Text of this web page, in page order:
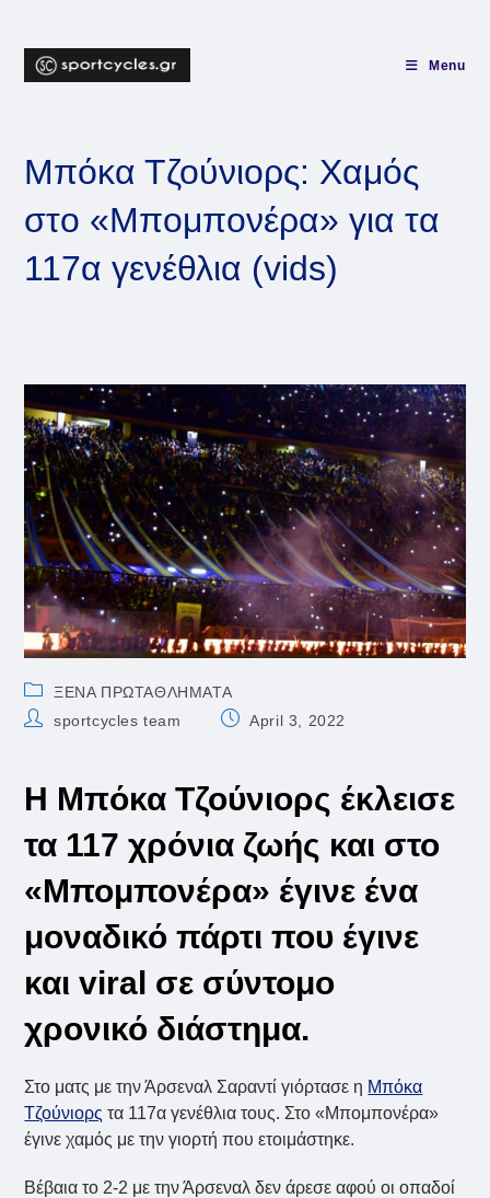
content
Menu
Μπόκα Τζούνιορς: Χαμός
στο «Μπομπονέρα» για τα
117α γενέθλια (vids)
Post
category:
ΞΕΝΑ ΠΡΩΤΑΘΛΗΜΑΤΑ
Postsportcycles team
PostApril 3, 2022
Η Μπόκα Τζούνιορς έκλεισε
τα 117 χρόνια ζωής και στο
«Μπομπονέρα» έγινε ένα
μοναδικό πάρτι που έγινε
και viral σε σύντομο
χρονικό διάστημα.
Στο ματς με την Άρσεναλ Σαραντί γιόρτασε η Μπόκα
Τζούνιορς τα 117α γενέθλια τους. Στο «Μπομπονέρα»
έγινε χαμός με την γιορτή που ετοιμάστηκε.
Βέβαια το 2-2 με την Άρσεναλ δεν άρεσε αφού οι οπαδοί